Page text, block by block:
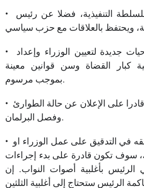
• يصبح الرئيس رئيسا للسلطة التنفيذية، فضلا عن رئيس
• سيعطى الرئيس صلاحيات جديدة لتعيين الوزراء وإعداد
كبار القضاة وسن قوانين معينة
بموجب مرسوم.
• سيكون الرئيس وحده قادرا على الإعلان عن حالة الطوارئ
وفصل البرلمان.
• سوف يفقد البرلمان حقه في التدقيق على عمل الوزراء او
سوف تكون قادرة على بدء إجراءات
الرئيس بأغلبية أصوات النواب. إن